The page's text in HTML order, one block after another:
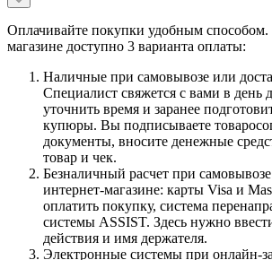
Оплачивайте покупки удобным способом.
магазине доступно 3 варианта оплаты:
Наличные при самовывозе или
Специалист свяжется с вами в день
уточнить время и заранее
купюры. Вы подписываете
документы, вносите денежные
товар и чек.
Безналичный расчет при
интернет-магазине: карты Visa и
оплатить покупку, система
системы ASSIST. Здесь нужно
действия и имя держателя.
Электронные системы при онлайн-